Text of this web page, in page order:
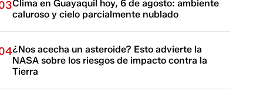
Clima en Guayaquil hoy, 6 de agosto: ambiente
caluroso y cielo parcialmente nublado
¿Nos acecha un asteroide? Esto advierte la
NASA sobre los riesgos de impacto contra la
Tierra